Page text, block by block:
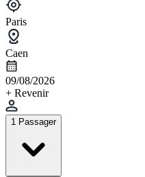
Paris
Caen
09/08/2026
+ Revenir
1 Passager